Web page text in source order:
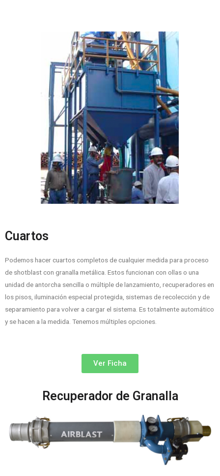
Cuartos
Podemos hacer cuartos completos de cualquier medida para proceso
de shotblast con granalla metálica. Estos funcionan con ollas o una
unidad de antorcha sencilla o múltiple de lanzamiento, recuperadores en
los pisos, iluminación especial protegida, sistemas de recolección y de
separamiento para volver a cargar el sistema. Es totalmente automático
y se hacen a la medida. Tenemos múltiples opciones.
Ver Ficha
Recuperador de Granalla